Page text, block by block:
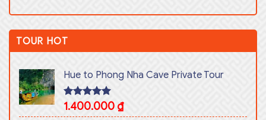
TOUR HOT
Hue to Phong Nha Cave Private Tour
Rated5.00
out of 5
1.400.000 ₫